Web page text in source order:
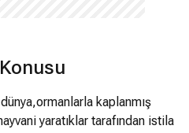
kaplanmış
yaratıklar tarafından istila